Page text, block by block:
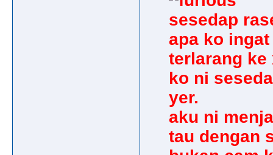
sesedap
apa ko
terlarang ke
ko ni
yer.
aku ni
tau dengan